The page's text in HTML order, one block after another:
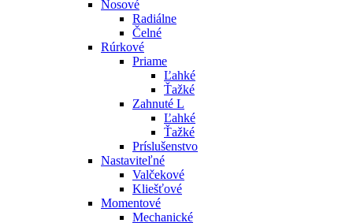
Nosové
Radiálne
Čelné
Rúrkové
Priame
Ľahké
Ťažké
Zahnuté L
Ľahké
Ťažké
Príslušenstvo
Nastaviteľné
Valčekové
Kliešťové
Momentové
Mechanické